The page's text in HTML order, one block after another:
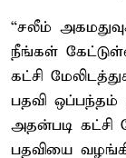
“சலீம்
நீங்கள்
கட்சி
பதவி ஒப்பந்தம்
அதன்படி கட்சி
பதவியை